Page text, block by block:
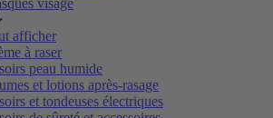
visage
afficher
à raser
peau humide
et lotions après-rasage
et tondeuses électriques